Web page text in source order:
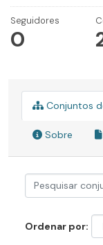
Seguidores
0
Conjuntos
Sobre
Ordenar por